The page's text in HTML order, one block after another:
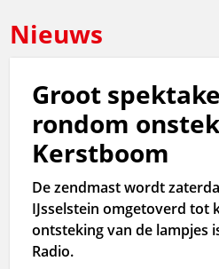
Nieuws
Groot
rondom
Kerstboom
De zendmast wordt
IJsselstein omgetoverd tot
ontsteking van de lampjes
Radio.